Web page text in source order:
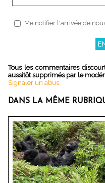
Me notifier l'arrivée de
Tous les commentaires
aussitôt supprimés par le
Signaler un abus
DANS LA MÊME